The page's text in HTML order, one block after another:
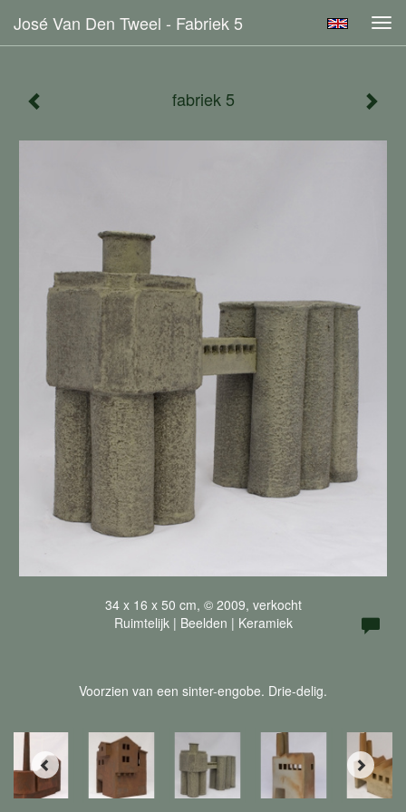
José Van Den Tweel - Fabriek 5
fabriek 5
34 x 16 x 50 cm, © 2009, verkocht
Ruimtelijk | Beelden | Keramiek
Voorzien van een sinter-engobe. Drie-delig.